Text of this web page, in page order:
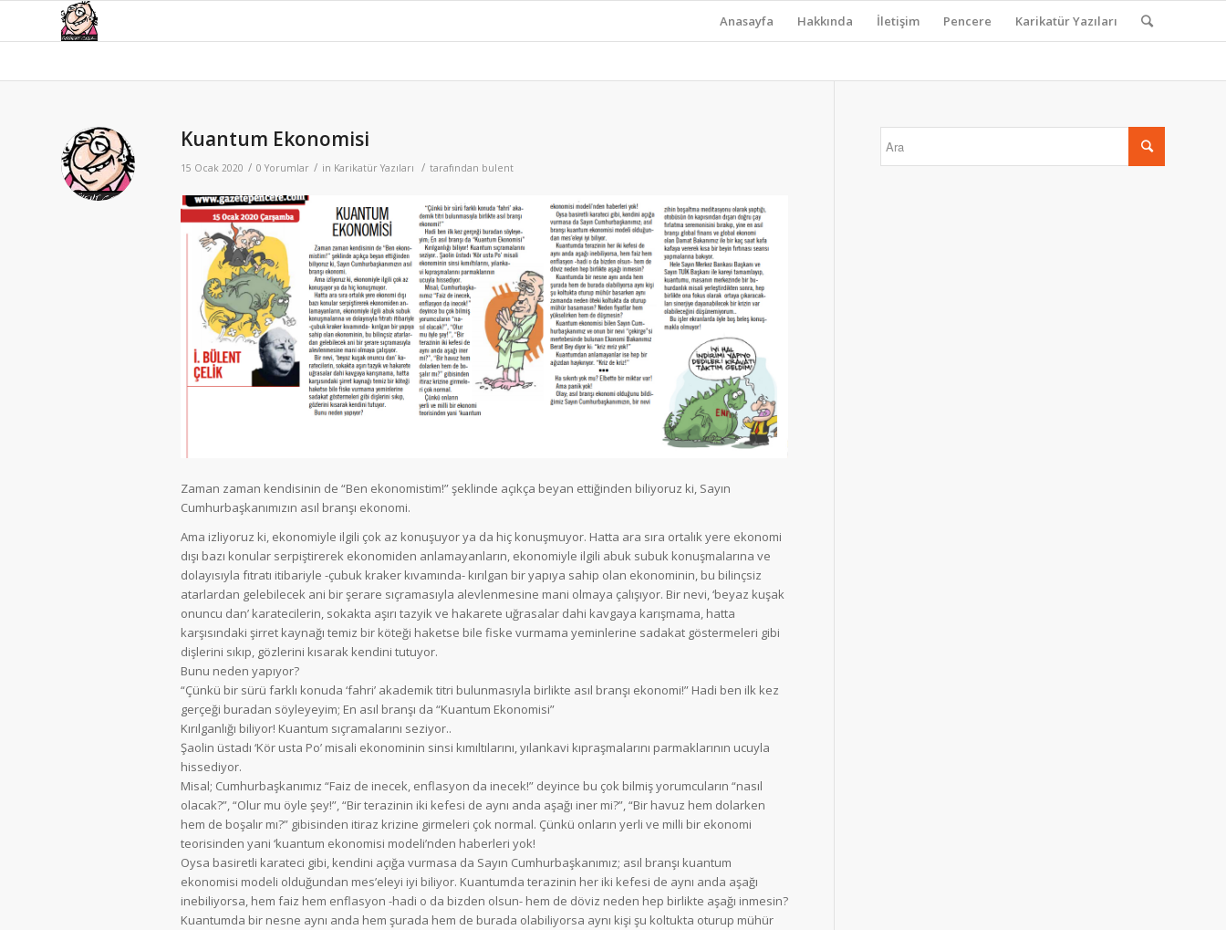
Anasayfa Hakkında İletişim Pencere Karikatür Yazıları
Kuantum Ekonomisi
15 Ocak 2020 / 0 Yorumlar / in Karikatür Yazıları / tarafından bulent
Zaman zaman kendisinin de “Ben ekonomistim!” şeklinde açıkça beyan ettiğinden biliyoruz ki, Sayın
Cumhurbaşkanımızın asıl branşı ekonomi.
Ama izliyoruz ki, ekonomiyle ilgili çok az konuşuyor ya da hiç konuşmuyor. Hatta ara sıra ortalık yere ekonomi
dışı bazı konular serpiştirerek ekonomiden anlamayanların, ekonomiyle ilgili abuk subuk konuşmalarına ve
dolayısıyla fıtratı itibariyle -çubuk kraker kıvamında- kırılgan bir yapıya sahip olan ekonominin, bu bilinçsiz
atarlardan gelebilecek ani bir şerare sıçramasıyla alevlenmesine mani olmaya çalışıyor. Bir nevi, ‘beyaz kuşak
onuncu dan’ karatecilerin, sokakta aşırı tazyik ve hakarete uğrasalar dahi kavgaya karışmama, hatta
karşısındaki şirret kaynağı temiz bir köteği haketse bile fiske vurmama yeminlerine sadakat göstermeleri gibi
dişlerini sıkıp, gözlerini kısarak kendini tutuyor.
Bunu neden yapıyor?
“Çünkü bir sürü farklı konuda ‘fahri’ akademik titri bulunmasıyla birlikte asıl branşı ekonomi!” Hadi ben ilk kez
gerçeği buradan söyleyeyim; En asıl branşı da “Kuantum Ekonomisi”
Kırılganlığı biliyor! Kuantum sıçramalarını seziyor..
Şaolin üstadı ‘Kör usta Po’ misali ekonominin sinsi kımıltılarını, yılankavi kıpraşmalarını parmaklarının ucuyla
hissediyor.
Misal; Cumhurbaşkanımız “Faiz de inecek, enflasyon da inecek!” deyince bu çok bilmiş yorumcuların “nasıl
olacak?”, “Olur mu öyle şey!”, “Bir terazinin iki kefesi de aynı anda aşağı iner mi?”, “Bir havuz hem dolarken
hem de boşalır mı?” gibisinden itiraz krizine girmeleri çok normal. Çünkü onların yerli ve milli bir ekonomi
teorisinden yani ‘kuantum ekonomisi modeli’nden haberleri yok!
Oysa basiretli karateci gibi, kendini açığa vurmasa da Sayın Cumhurbaşkanımız; asıl branşı kuantum
ekonomisi modeli olduğundan mes’eleyi iyi biliyor. Kuantumda terazinin her iki kefesi de aynı anda aşağı
inebiliyorsa, hem faiz hem enflasyon -hadi o da bizden olsun- hem de döviz neden hep birlikte aşağı inmesin?
Kuantumda bir nesne aynı anda hem şurada hem de burada olabiliyorsa aynı kişi şu koltukta oturup mühür